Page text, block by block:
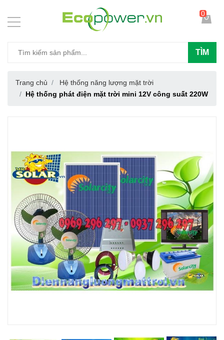
TÌM
0
Trang chủ
Hệ thống năng lượng mặt trời
Hệ thống phát điện mặt trời mini 12V công suất 220W